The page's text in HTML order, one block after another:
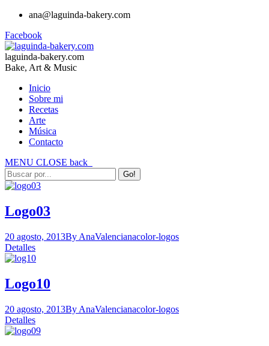
ana@laguinda-bakery.com
Facebook
laguinda-bakery.com
Bake, Art & Music
Inicio
Sobre mi
Recetas
Arte
Música
Contacto
MENU CLOSE back
Logo03
20 agosto, 2013By AnaValencianacolor-logos
Detalles
Logo10
20 agosto, 2013By AnaValencianacolor-logos
Detalles